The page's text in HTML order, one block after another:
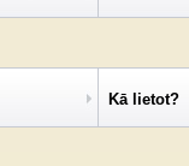
Kā lietot?